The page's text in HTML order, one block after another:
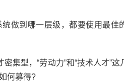
做到哪一层级，都要使用最佳
型，“劳动力”和“技术人才”这
何募得?